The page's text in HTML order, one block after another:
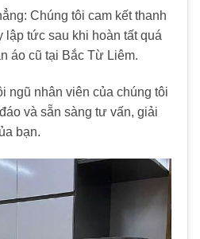
Chúng tôi cam kết thanh
lập tức sau khi hoàn tất quá
áo cũ tại Bắc Từ Liêm.
ngũ nhân viên của chúng tôi
và sẵn sàng tư vấn, giải
bạn.